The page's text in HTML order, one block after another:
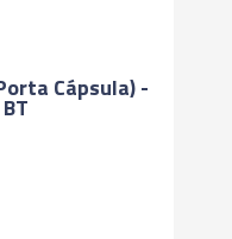
Cápsula) -